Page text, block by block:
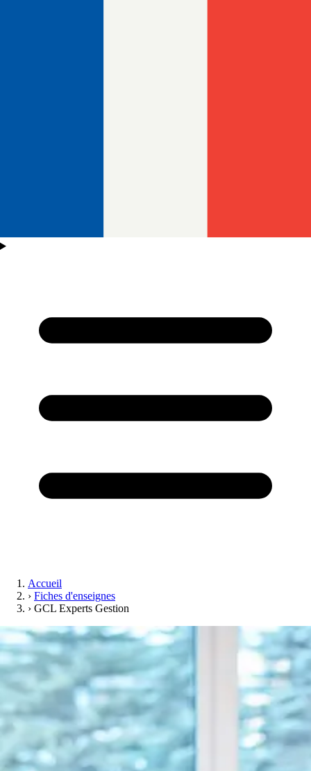
Accueil
› Fiches d'enseignes
› GCL Experts Gestion